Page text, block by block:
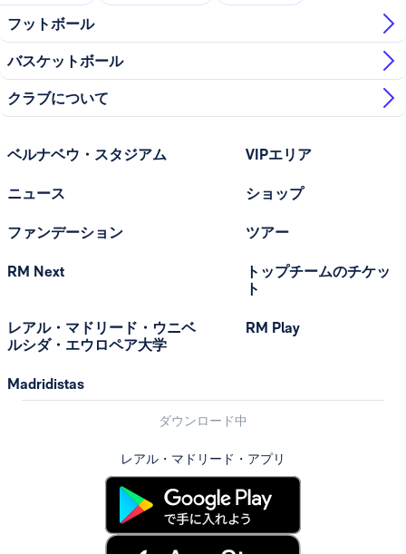
フットボール
バスケットボール
クラブについて
ベルナベウ・スタジアム
ニュース
ファンデーション
RM Next
レアル・マドリード・ウニベ
ルシダ・エウロペア大学
Madridistas
VIPエリア
ショップ
ツアー
トップチームのチケッ
ト
RM Play
ダウンロード中
レアル・マドリード・アプリ